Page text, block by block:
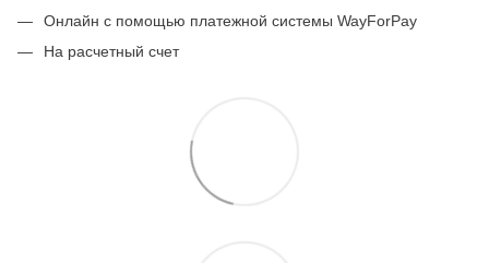
Онлайн с помощью платежной системы WayForPay
На расчетный счет